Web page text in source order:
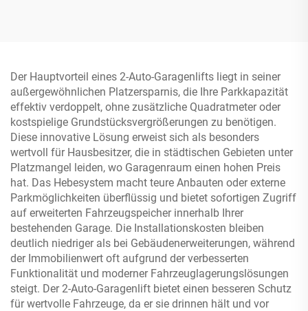
Der Hauptvorteil eines 2-Auto-Garagenlifts liegt in seiner
außergewöhnlichen Platzersparnis, die Ihre Parkkapazität
effektiv verdoppelt, ohne zusätzliche Quadratmeter oder
kostspielige Grundstücksvergrößerungen zu benötigen.
Diese innovative Lösung erweist sich als besonders
wertvoll für Hausbesitzer, die in städtischen Gebieten unter
Platzmangel leiden, wo Garagenraum einen hohen Preis
hat. Das Hebesystem macht teure Anbauten oder externe
Parkmöglichkeiten überflüssig und bietet sofortigen Zugriff
auf erweiterten Fahrzeugspeicher innerhalb Ihrer
bestehenden Garage. Die Installationskosten bleiben
deutlich niedriger als bei Gebäudenerweiterungen, während
der Immobilienwert oft aufgrund der verbesserten
Funktionalität und moderner Fahrzeuglagerungslösungen
steigt. Der 2-Auto-Garagenlift bietet einen besseren Schutz
für wertvolle Fahrzeuge, da er sie drinnen hält und vor